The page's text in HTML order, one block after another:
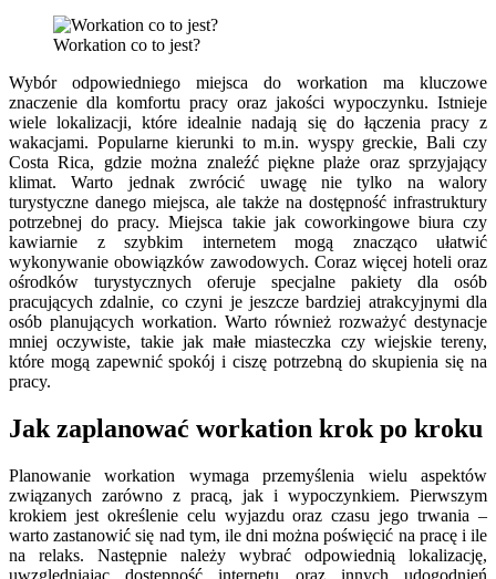
Workation co to jest?
Wybór odpowiedniego miejsca do workation ma kluczowe
znaczenie dla komfortu pracy oraz jakości wypoczynku. Istnieje
wiele lokalizacji, które idealnie nadają się do łączenia pracy z
wakacjami. Popularne kierunki to m.in. wyspy greckie, Bali czy
Costa Rica, gdzie można znaleźć piękne plaże oraz sprzyjający
klimat. Warto jednak zwrócić uwagę nie tylko na walory
turystyczne danego miejsca, ale także na dostępność infrastruktury
potrzebnej do pracy. Miejsca takie jak coworkingowe biura czy
kawiarnie z szybkim internetem mogą znacząco ułatwić
wykonywanie obowiązków zawodowych. Coraz więcej hoteli oraz
ośrodków turystycznych oferuje specjalne pakiety dla osób
pracujących zdalnie, co czyni je jeszcze bardziej atrakcyjnymi dla
osób planujących workation. Warto również rozważyć destynacje
mniej oczywiste, takie jak małe miasteczka czy wiejskie tereny,
które mogą zapewnić spokój i ciszę potrzebną do skupienia się na
pracy.
Jak zaplanować workation krok po kroku
Planowanie workation wymaga przemyślenia wielu aspektów
związanych zarówno z pracą, jak i wypoczynkiem. Pierwszym
krokiem jest określenie celu wyjazdu oraz czasu jego trwania –
warto zastanowić się nad tym, ile dni można poświęcić na pracę i ile
na relaks. Następnie należy wybrać odpowiednią lokalizację,